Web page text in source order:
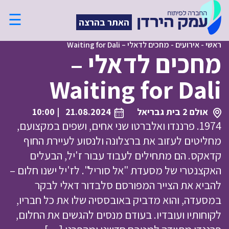
האתר בהרצה ☰
ראשי-אירועים - מחכים לדאלי – Waiting for Dali
מחכים לדאלי –
Waiting for Dali
אולם 2 בית גבריאל 21.08.2024
| 10:00
1974. פרננדו ואלברטו שני אחים, ושפים במקצועם,
מחליטים לעזוב את ברצלונה ולנסוע לעיירת החוף
קדאקס. הם מתחילים לעבוד עבור ז'יל, הבעלים
האקצנטרי של מסעדת "אל סוריל". לז'יל ישנו חלום –
להביא את הצייר המפורסם סלבדור דאלי לבקר
במסעדה, והוא מדביק באובססיה שלו את כל חבריו,
לקוחותיו ועובדיו. בעודם מנסים להגשים את החלום,